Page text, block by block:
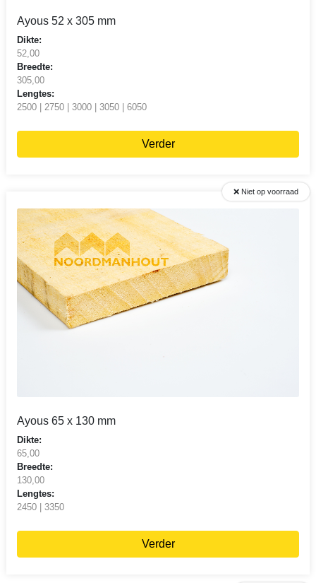
Ayous 52 x 305 mm
Dikte:
52,00
Breedte:
305,00
Lengtes:
2500 | 2750 | 3000 | 3050 | 6050
Verder
❌ Niet op voorraad
Ayous 65 x 130 mm
Dikte:
65,00
Breedte:
130,00
Lengtes:
2450 | 3350
Verder